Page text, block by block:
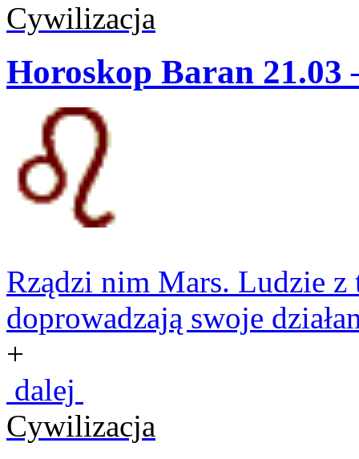
Cywilizacja
Horoskop Baran 21.03
Rządzi nim Mars. Ludzie z
doprowadzają swoje
+
dalej
Cywilizacja